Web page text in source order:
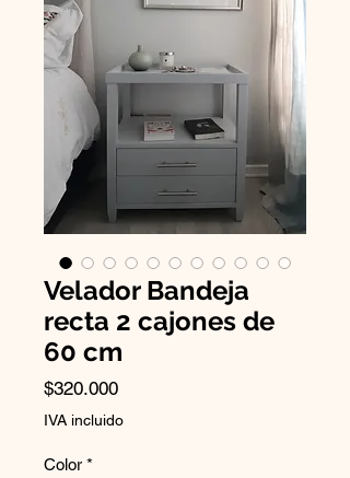
Velador Bandeja
recta 2 cajones de
60 cm
$320.000Precio
IVA incluido
Color *